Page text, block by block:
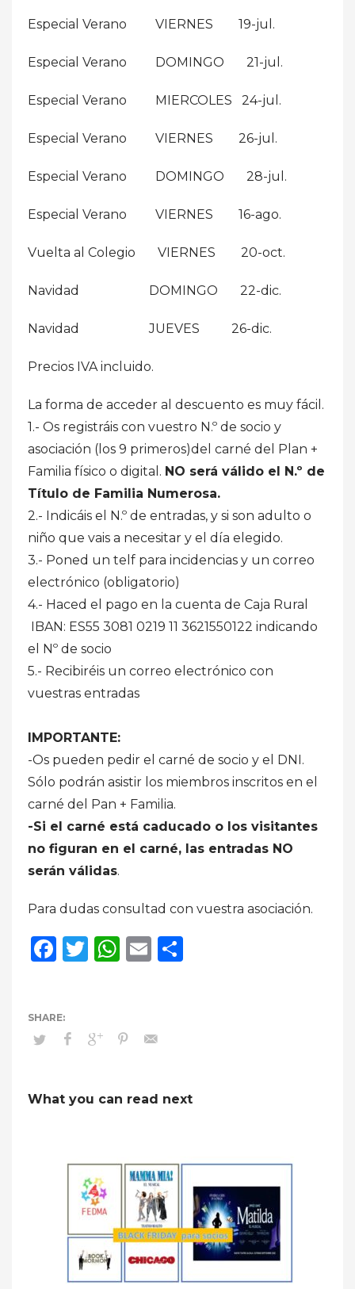
Especial Verano VIERNES 19-jul.
Especial Verano DOMINGO 21-jul.
Especial Verano MIERCOLES 24-jul.
Especial Verano VIERNES 26-jul.
Especial Verano DOMINGO 28-jul.
Especial Verano VIERNES 16-ago.
Vuelta al Colegio VIERNES 20-oct.
Navidad DOMINGO 22-dic.
Navidad JUEVES 26-dic.
Precios IVA incluido.
La forma de acceder al descuento es muy fácil.
1.- Os registráis con vuestro N.º de socio y
asociación (los 9 primeros)del carné del Plan +
Familia físico o digital. NO será válido el N.º de
Título de Familia Numerosa.
2.- Indicáis el N.º de entradas, y si son adulto o
niño que vais a necesitar y el día elegido.
3.- Poned un telf para incidencias y un correo
electrónico (obligatorio)
4.- Haced el pago en la cuenta de Caja Rural
IBAN: ES55 3081 0219 11 3621550122 indicando
el Nº de socio
5.- Recibiréis un correo electrónico con
vuestras entradas
IMPORTANTE:
-Os pueden pedir el carné de socio y el DNI.
Sólo podrán asistir los miembros inscritos en el
carné del Pan + Familia.
-Si el carné está caducado o los visitantes
no figuran en el carné, las entradas NO
serán válidas.
Para dudas consultad con vuestra asociación.
Facebook
Twitter
WhatsApp
Email
What you can read next